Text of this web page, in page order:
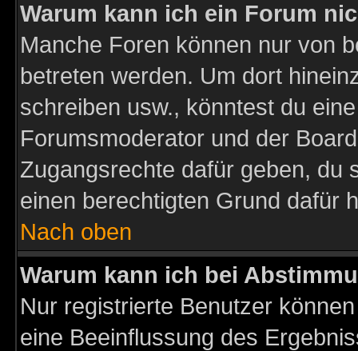
Warum kann ich ein Forum
Manche Foren können nur von
betreten werden. Um dort
schreiben usw., könntest du
Forumsmoderator und der
Zugangsrechte dafür geben, du
einen berechtigten Grund dafür
Nach oben
Warum kann ich bei
Nur registrierte Benutzer
eine Beeinflussung des